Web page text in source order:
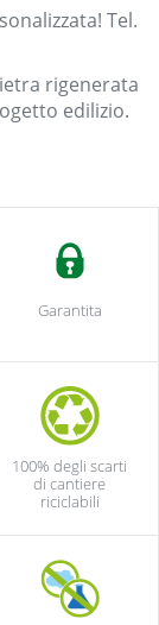
Tel.
rigenerata
edilizio.
Garantita
100% degli scarti
di cantiere
riciclabili